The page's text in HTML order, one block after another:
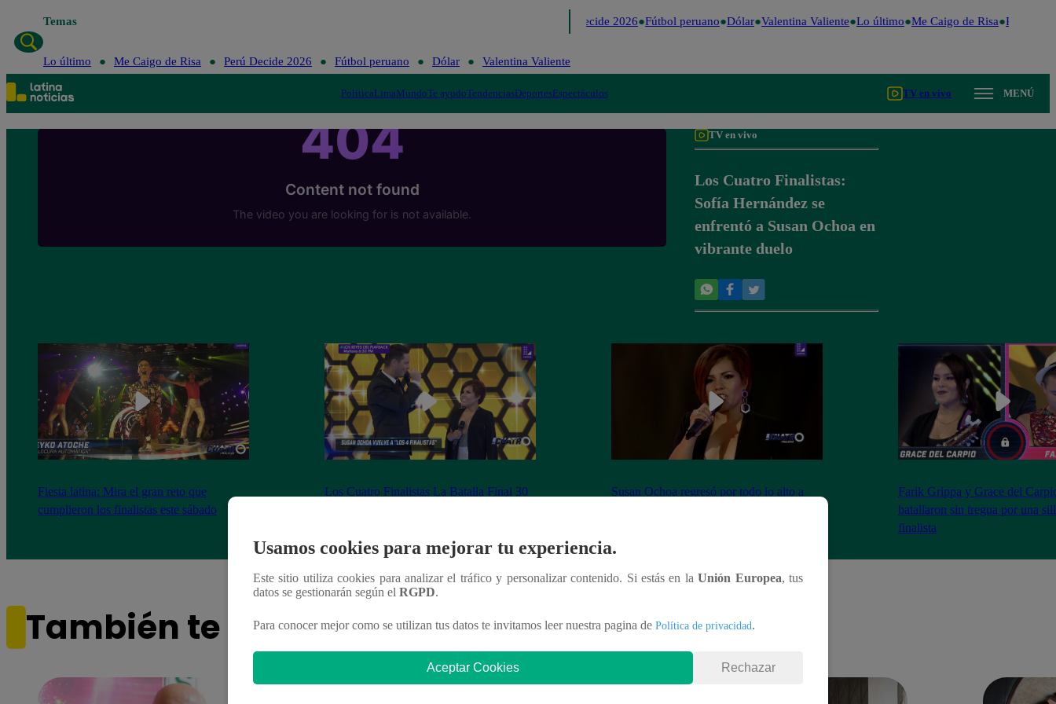
Temas Perú Decide 2026 Fútbol peruano Dólar Valentina Valiente Lo último Me Caigo de Risa Perú
Lo último Me Caigo de Risa Perú Decide 2026 Fútbol peruano Dólar Valentina Valiente
PolíticaLimaMundoTe ayudoTendenciasDeportesEspectáculos TV en vivo MENÚ
TV en vivo
Los Cuatro Finalistas:
Sofía Hernández se
enfrentó a Susan Ochoa en
vibrante duelo
Fiesta latina: Mira el gran reto que
cumplieron los finalistas este sábado
Los Cuatro Finalistas La Batalla Final 30
Susan Ochoa regresó por todo lo alto a
Farik Grippa y Grace del
batallaron sin tregua por una
finalista
También te puede interesar
Usamos cookies para mejorar tu experiencia.
Este sitio utiliza cookies para analizar el tráfico y personalizar contenido. Si estás en laUnión Europea, tus
datos se gestionarán según el RGPD.
Para conocer mejor como se utilizan tus datos te invitamos leer nuestra pagina de Política de privacidad.
Aceptar Cookies Rechazar